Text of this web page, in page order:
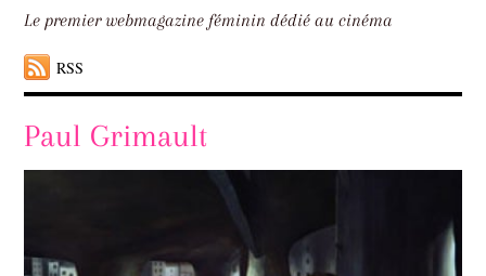
Le premier webmagazine féminin dédié au cinéma
RSS
Paul Grimault